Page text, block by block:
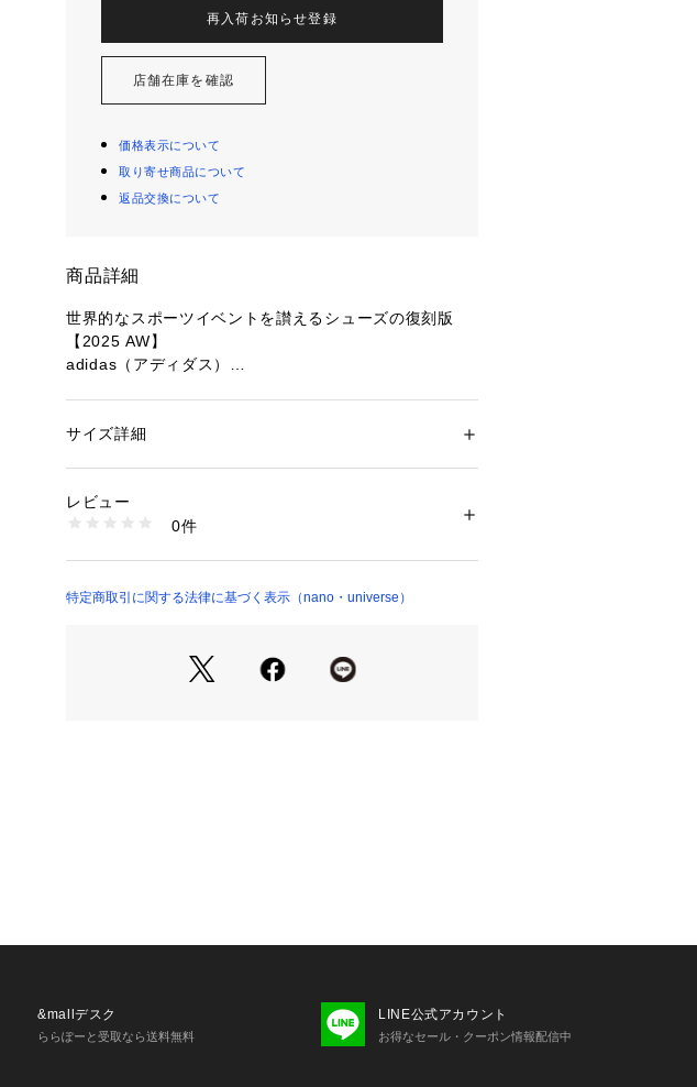
再入荷お知らせ登録
店舗在庫を確認
価格表示について
取り寄せ商品について
返品交換について
商品詳細
世界的なスポーツイベントを讃えるシューズの復刻版
【2025 AW】
adidas（アディダス）
カタログに掲載されていた、トレーニングシューズの復
ィテールをあしらった一足です。
・オリジナルモデルの薄型設計をできるだけ忠実に残し
ために設計・開発された「アディダス スポーツパフォー
して展開しています。 「アディダス スポーツパフォー
マンス」はフットボールやランニングなどのスポーツカ
性別：レディース
洗濯：-
※詳しい洗濯方法については、商品の品質表示タグをご覧くださ
商品番号：1096600002261 （モール）
サイズ詳細
レビュー
0件
特定商取引に関する法律に基づく表示（nano・universe）
&mallデスク
ららぽーと受取なら送料無料
LINE公式アカウント
お得なセール・クーポン情報配信中